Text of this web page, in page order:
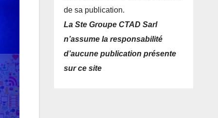
de sa publication.
La Ste Groupe CTAD Sarl
n’assume la responsabilité
d’aucune publication présente
sur ce site